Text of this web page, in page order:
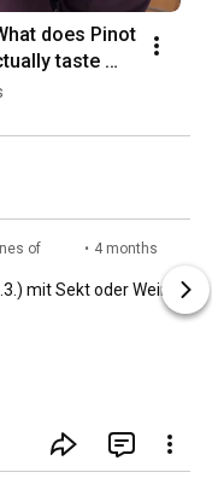
does Pinot
taste
of
• 4 months
mit Sekt oder Wein?